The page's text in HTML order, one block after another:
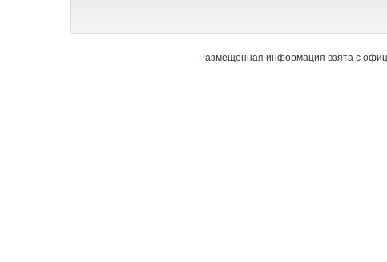
Размещенная информация взята с